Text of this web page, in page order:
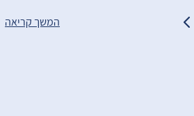
המשך קריאה